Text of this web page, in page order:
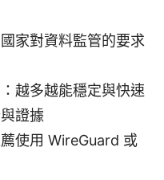
家對資料監管的要求
越多越能穩定與快速
證據
使用 WireGuard 或